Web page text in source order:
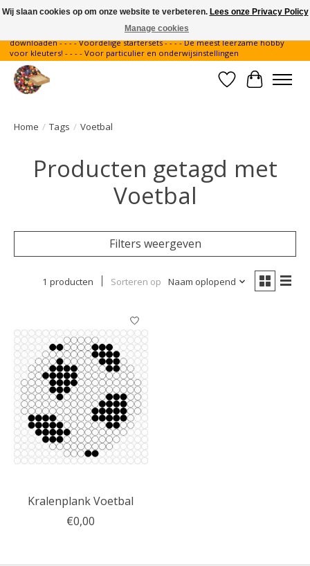
Gratis verzending binnen Nederland - - - - Legvoorbeelden gratis te
downloaden - - - - Voordelige startersets - - - - De meest leerzame hobby
voor kleuters! - - - - Voor particulier en onderwijsinstellingen
Verlanglijst
Home / Tags / Voetbal
Producten getagd met
Voetbal
Filters weergeven
1 producten Sorteren op Naam oplopend
Kralenplank Voetbal
€0,00
Wij slaan cookies op om onze website te verbeteren. Lees onze Privacy Policy
Manage cookies